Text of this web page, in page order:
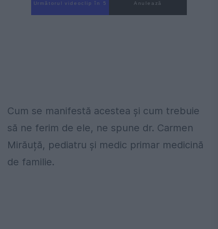
Următorul videoclip în 3 Anulează
Cum se manifestă acestea și cum trebuie
să ne ferim de ele, ne spune dr. Carmen
Mirăuță, pediatru și medic primar medicină
de familie.